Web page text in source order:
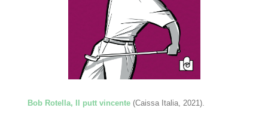
Bob Rotella, Il putt vincente (Caissa Italia, 2021).